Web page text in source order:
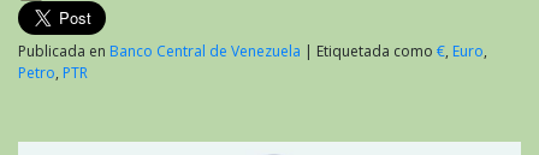
Publicada en Banco Central de Venezuela | Etiquetada como €, Euro,
Petro, PTR